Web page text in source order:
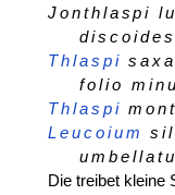
Jonthlaspi
Thlaspi
folio
Thlaspi
Leucoium
Die treibet kleine